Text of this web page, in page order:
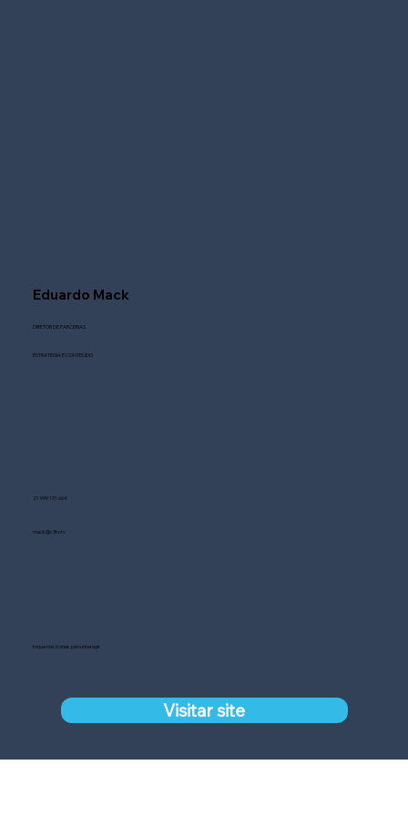
Eduardo Mack
DIRETOR DE PARCERIAS
ESTRATÉGIA E CONTEÚDO
21 999 131 664
mack@c3tv.tv
Visitar site
toque nos ícones para interagir